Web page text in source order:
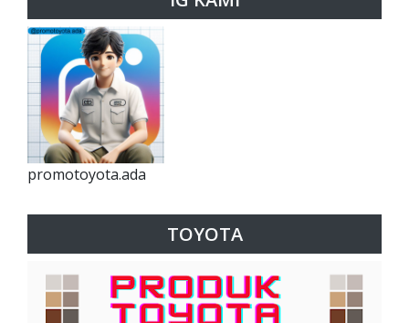
promotoyota.ada
TOYOTA